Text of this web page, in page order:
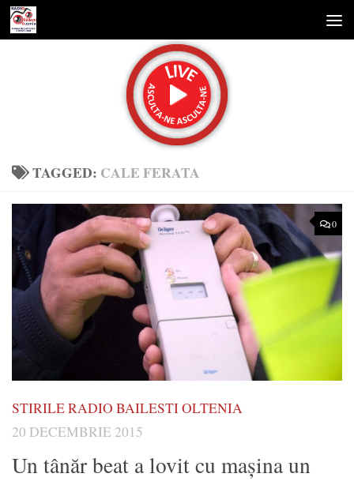
Skip to content
TAGGED: CALE FERATA
0
STIRILE RADIO BAILESTI OLTENIA
20 DECEMBRIE 2015
Un tânăr beat a lovit cu maşina un